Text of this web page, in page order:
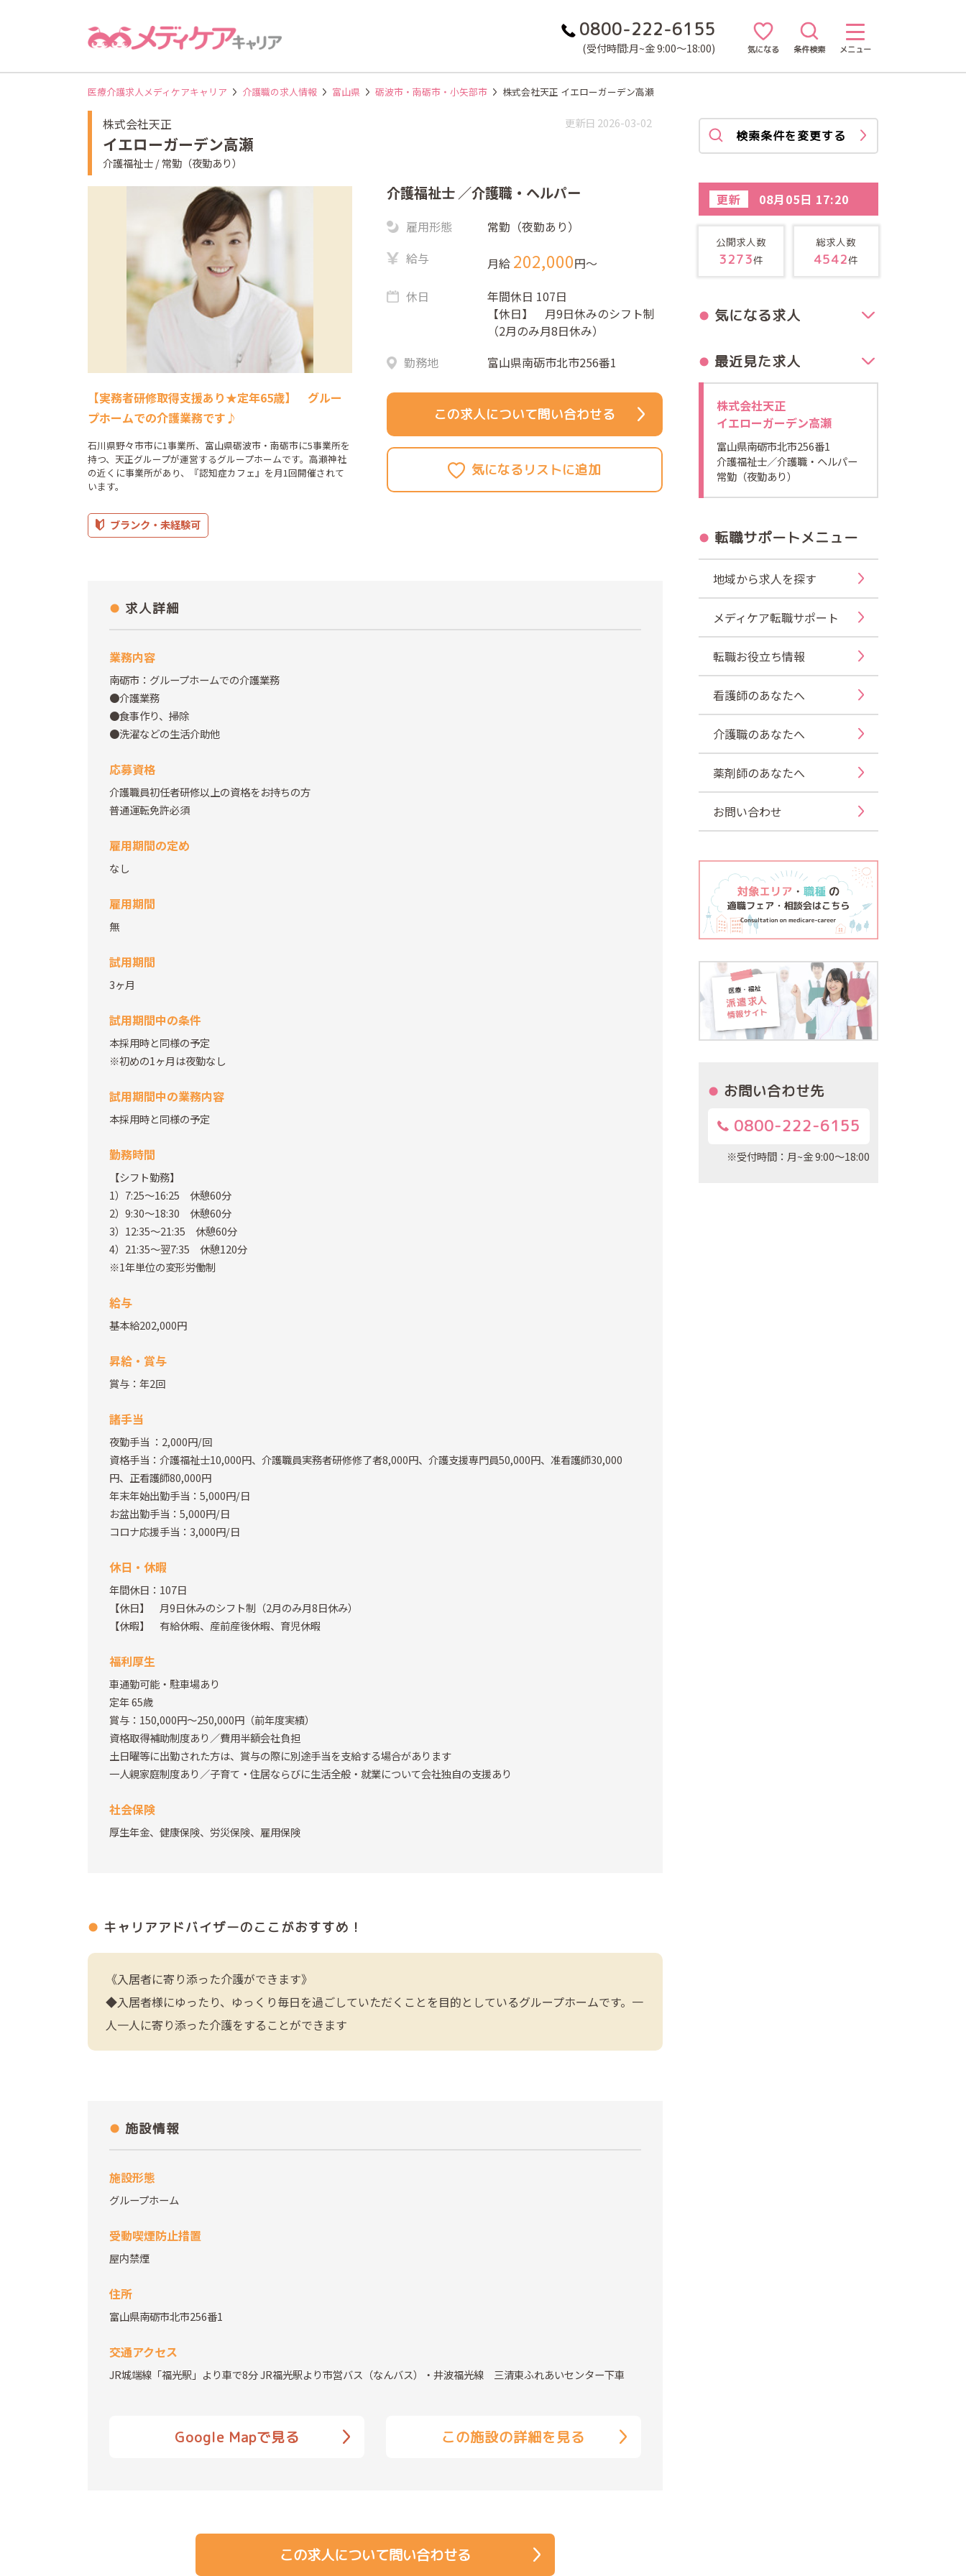
0800-222-6155
(受付時間:月~金 9:00～18:00) 気になる 条件検索 メニュー
医療介護求人メディケアキャリア 介護職の求人情報 富山県 砺波市・南砺市・小矢部市 株式会社天正 イエローガーデン高瀬
株式会社天正
イエローガーデン高瀬
介護福祉士 / 常勤（夜勤あり）
更新日 2026-03-02
【実務者研修取得支援あり★定年65歳】 グルー
プホームでの介護業務です♪
石川県野々市市に1事業所、富山県砺波市・南砺市に5事業所を
持つ、天正グループが運営するグループホームです。高瀬神社
の近くに事業所があり、『認知症カフェ』を月1回開催されて
います。
ブランク・未経験可
介護福祉士 ／介護職・ヘルパー
雇用形態
常勤（夜勤あり）
給与
月給 202,000円〜
休日
年間休日 107日
【休日】 月9日休みのシフト制
（2月のみ月8日休み）
勤務地
富山県南砺市北市256番1
この求人について問い合わせる
求人詳細
業務内容
南砺市：グループホームでの介護業務
●介護業務
●食事作り、掃除
●洗濯などの生活介助他
応募資格
介護職員初任者研修以上の資格をお持ちの方
普通運転免許必須
雇用期間の定め
なし
雇用期間
無
試用期間
3ヶ月
試用期間中の条件
本採用時と同様の予定
※初めの1ヶ月は夜勤なし
試用期間中の業務内容
本採用時と同様の予定
勤務時間
【シフト勤務】
1）7:25～16:25 休憩60分
2）9:30～18:30 休憩60分
3）12:35～21:35 休憩60分
4）21:35～翌7:35 休憩120分
※1年単位の変形労働制
給与
基本給202,000円
昇給・賞与
賞与：年2回
諸手当
夜勤手当 ：2,000円/回
資格手当：介護福祉士10,000円、介護職員実務者研修修了者8,000円、介護支援専門員50,000円、准看護師30,000
円、正看護師80,000円
年末年始出勤手当：5,000円/日
お盆出勤手当：5,000円/日
コロナ応援手当：3,000円/日
休日・休暇
年間休日：107日
【休日】 月9日休みのシフト制（2月のみ月8日休み）
【休暇】 有給休暇、産前産後休暇、育児休暇
福利厚生
車通勤可能・駐車場あり
定年 65歳
賞与：150,000円～250,000円（前年度実績）
資格取得補助制度あり／費用半額会社負担
土日曜等に出勤された方は、賞与の際に別途手当を支給する場合があります
一人親家庭制度あり／子育て・住居ならびに生活全般・就業について会社独自の支援あり
社会保険
厚生年金、健康保険、労災保険、雇用保険
キャリアアドバイザーのここがおすすめ！
《入居者に寄り添った介護ができます》
◆入居者様にゆったり、ゆっくり毎日を過ごしていただくことを目的としているグループホームです。一
人一人に寄り添った介護をすることができます
施設情報
施設形態
グループホーム
受動喫煙防止措置
屋内禁煙
住所
富山県南砺市北市256番1
交通アクセス
JR城端線「福光駅」より車で8分 JR福光駅より市営バス（なんバス）・井波福光線 三清東ふれあいセンター下車
Google Mapで見る この施設の詳細を見る
この求人について問い合わせる
検索条件を変更する
更新 08月05日 17:20
公開求人数
3273件
総求人数
4542件
気になる求人
最近見た求人
株式会社天正
イエローガーデン高瀬
富山県南砺市北市256番1
介護福祉士／介護職・ヘルパー
常勤（夜勤あり）
転職サポートメニュー
地域から求人を探す
メディケア転職サポート
転職お役立ち情報
看護師のあなたへ
介護職のあなたへ
薬剤師のあなたへ
お問い合わせ
お問い合わせ先
0800-222-6155
※受付時間：月~金 9:00～18:00